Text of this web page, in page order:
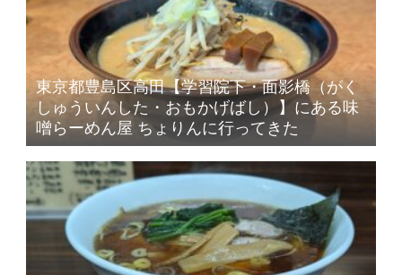
東京都豊島区高田【学習院下・面影橋（がく
しゅういんした・おもかげばし）】にある味
噌らーめん屋 ちょりんに行ってきた